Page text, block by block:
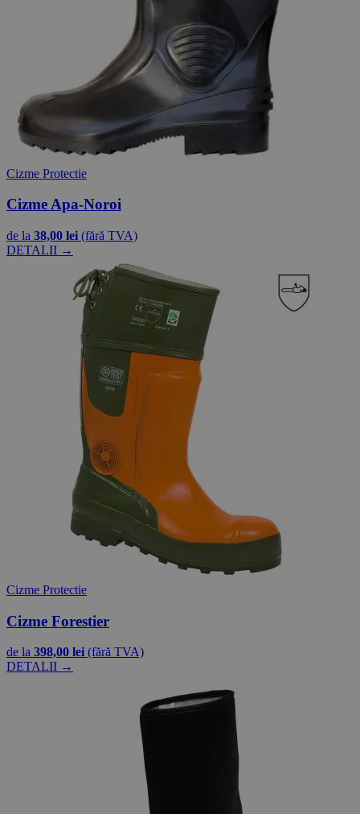
Cizme Protectie
Cizme Apa-Noroi
de la 38,00 lei (fără TVA)
DETALII →
Cizme Protectie
Cizme Forestier
de la 398,00 lei (fără TVA)
DETALII →